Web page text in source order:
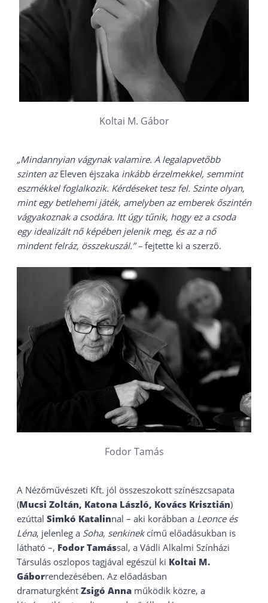
Koltai M. Gábor
„Mindannyian vágynak valamire. A legalapvetőbb
szinten azEleven éjszaka inkább érzelmekkel, semmint
eszmékkel foglalkozik. Kérdéseket tesz fel. Szinte olyan,
mint egy betlehemi játék, amelyben az emberek őszintén
vágyakoznak a csodára. Itt úgy tűnik, hogy ez a csoda
egy idealizált nő képében jelenik meg, és az a nő
mindent felráz, összekuszál.” – fejtette ki a szerző.
Fodor Tamás
A Nézőművészeti Kft. jól összeszokott színészcsapata
(Mucsi Zoltán, Katona László, Kovács Krisztián)
ezúttal Simkó Katalinnal – aki korábban a Leonce és
Léna, jelenleg a Soha, senkinekcímű előadásukban is
látható –, Fodor Tamással, a Vádli Alkalmi Színházi
Társulás oszlopos tagjával egészül ki Koltai M.
Gáborrendezésében. Az előadásban
dramaturgként Zsigó Anna működik közre, a